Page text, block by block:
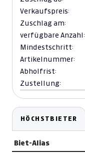
Verkaufspreis:
Zuschlag am:
verfügbare Anzahl:
Mindestschritt:
Artikelnummer:
Abholfrist:
Zustellung:
HÖCHSTBIETER
Biet-Alias